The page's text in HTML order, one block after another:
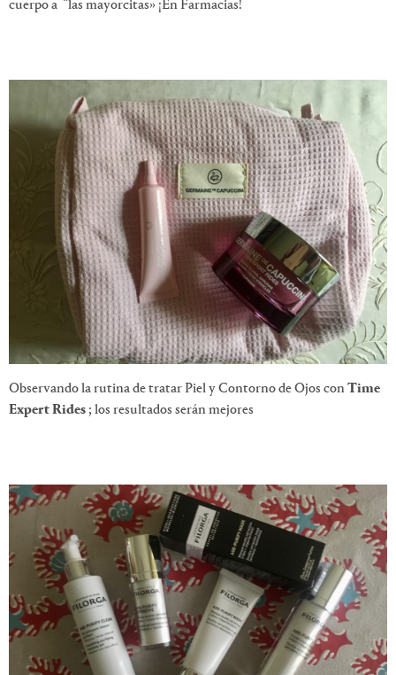
cuerpo a ¨las mayorcitas» ¡En Farmacias!
Observando la rutina de tratar Piel y Contorno de Ojos conTime
Expert Rides ; los resultados serán mejores